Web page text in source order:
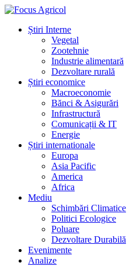
Știri Interne
Vegetal
Zootehnie
Industrie alimentară
Dezvoltare rurală
Știri economice
Macroeconomie
Bănci & Asigurări
Infrastructură
Comunicații & IT
Energie
Știri internationale
Europa
Asia Pacific
America
Africa
Mediu
Schimbări Climatice
Politici Ecologice
Poluare
Dezvoltare Durabilă
Evenimente
Analize